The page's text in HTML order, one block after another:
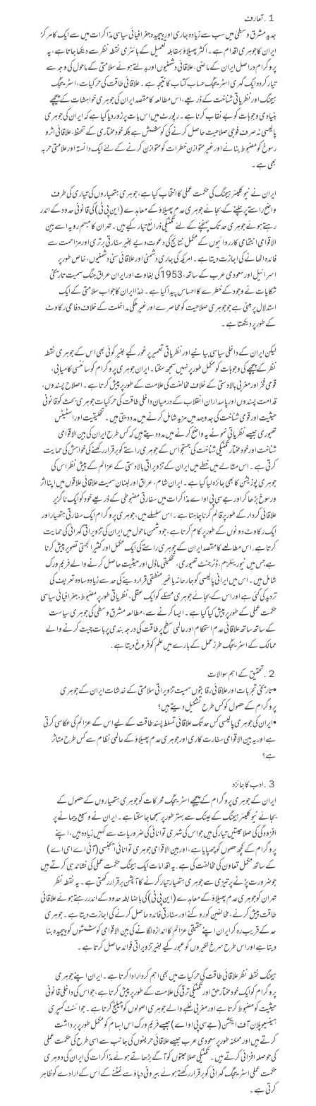
１. تعارف
جدید مشرق وسطیٰ میں سب سے زیادہ جاری اور پیچیدہ جغرافیائی سیاسی مذاکرات میں سے ایک کا مرکز
ایران کا جوہری اقدام ہے۔ اکثر پھیلاؤ بمقابلہ تعمیل کے بائنری نقطہ نظر سے دیکھا جاتا ہے، یہ
پروگرام دراصل ایران کے ماضی، علاقائی دشمنیوں اور بدلتے ہوئے سلامتی کے ماحول کی وجہ سے
تیار کردہ ایک گہری اسٹریٹجک حساب کتاب کا نتیجہ ہے۔ علاقائی طاقت کی حرکیات، اسٹریٹجک
ہیجنگ اور نظریاتی شناخت کے ذریعے، اس مطالعہ کا مقصد ایران کی جوہری خواہشات کے پیچھے
بنیادی وجوہات کو بے نقاب کرنا ہے۔ رپورٹ میں اس بات پر زور دیا گیا ہے کہ ایران کی جوہری
پالیسی نہ صرف فوجی صلاحیت حاصل کرنے کی کوشش ہے بلکہ خودمختاری کے تحفظ، علاقائی اثر و
رسوخ کو مضبوط بنانے اور غیر متوازن خطرات کو متوازن کرنے کے لئے ایک دانستہ اور علامتی حربہ
بھی ہے۔
ایران نے نیوکلیئر ہیجنگ کی حکمت عملی کا انتخاب کیا ہے، جوہری ہتھیاروں کی تیاری کی طرف
واضح راستے پر چلنے کے بجائے جوہری عدم پھیلاؤ کے معاہدے (این پی ٹی) کی قانونی حدود کے اندر
رہتے ہوئے جوہری حد تک پہنچنے کے لئے تکنیکی ذرائع تیار کیے ہیں۔ تہران کا مبہم رویہ اسے بین
الاقوامی انتقامی کارروائیوں کے مکمل نتائج کی دعوت دیے بغیر سفارتی برتری اور مزاحمت سے
فائدہ اٹھانے کی اجازت دیتا ہے۔ امریکہ کی جاری دشمنی اور علاقائی سنی دشمنیوں، خاص طور پر
اسرائیل اور سعودی عرب کے ساتھ، 1953 کی بغاوت اور ایران عراق جنگ سمیت تاریخی
شکایات نے وجود کے خطرے کا احساس پیدا کیا ہے۔ لہٰذا ایران کا جواب سلامتی کے ایک
استدلال پر مبنی ہے جو جوہری صلاحیت کو محاصرے اور غیر ملکی مداخلت کے خلاف دفاعی رکاوٹ
کے طور پر دیکھتا ہے۔
لیکن ایران کے داخلی سیاسی بیانیے اور نظریاتی تعمیر پر غور کیے بغیر کوئی بھی اس کے جوہری نقطہ
نظر کے پیچھے کی وجوہات کو مکمل طور پر نہیں سمجھ سکتا۔ ایران جوہری پروگرام کو سائنسی کامیابی،
قومی فخر اور مغربی بالادستی کے خلاف مخالفت کی علامت کے طور پر پیش کرتا ہے۔ اصلاح پسندوں،
قدامت پسندوں اور پاسداران انقلاب کے درمیان داخلی طاقت کی حرکیات جوہری بحث کو قانونی
حیثیت اور قومی شناخت کی جدوجہد میں مزید شامل کرنے میں مدد دیتی ہیں۔ تخلیقیت اور اسٹیٹس
تھیوری جیسے نظریاتی نمونے یہ واضح کرنے میں مدد دیتے ہیں کہ کس طرح ایران کی بین الاقوامی
شناخت اور خودمختار تکنیکی شناخت کی جستجو اس کے جوہری راستے کو برقرار رکھنے کی خواہش کی حمایت
کرتی ہے۔ اس مقالے میں خطے میں ایران کے تزویراتی بالادستی کے عزائم کے پیش نظر اس کی
جوہری پوزیشن کا بھی جائزہ لیا گیا ہے۔ ایران شام، عراق اور لبنان سمیت علاقائی علاقوں میں اپنا اثر
و رسوخ بڑھا کر اور جے سی پی او اے مذاکرات میں سفارتی مضبوطی کے ذریعے خود کو ایک ناگزیر
علاقائی کردار کے طور پر قائم کرنا چاہتا ہے۔ اس سلسلے میں، جوہری پروگرام ایک سفارتی ہتھیار اور
ایک رکاوٹ دونوں کے طور پر کام کرتا ہے، جو دشمن ماحول میں ایران کی تزویراتی گہرائی کی حمایت
کرتا ہے. اس مطالعے کا مقصد ایران کے جوہری راستے کی ایک مکمل اور کثیر الجہتی تصویر پیش کرنا
ہے جس میں نیو ریئلزم، ڈٹرجنٹ تھیوری، تخلیقی ماڈل اور حیثیت حاصل کرنے والے فریم ورک
شامل ہیں۔ اس میں ایرانی پالیسی کو جارحانہ یا غیر منطقی قرار دینے کی حد سے زیادہ سادہ تعریف کی
تردید کی گئی ہے اور اس کے بجائے جوہری مسئلے کو ایک عقلی، نظریاتی طور پر مضبوط، جغرافیائی سیاسی
حکمت عملی کے طور پر پیش کیا گیا ہے۔ ایسا کرنے سے، مطالعہ مشرق وسطی کی جوہری سیاست
کے ساتھ ساتھ علاقائی عدم استحکام اور عالمی سطح پر طاقت کی درجہ بندی پر بات چیت کرنے والے
ممالک کے اسٹریٹجک طرز عمل کے بارے میں علم کو فروغ دیتا ہے.
２. تحقیق کے اہم سوالات
• تاریخی تجربات اور علاقائی رقابتوں سمیت تزویراتی سلامتی کے خدشات ایران کے جوہری
پروگرام کے حصول کو کس طرح تشکیل دیتے ہیں؟
• ایران کی جوہری پالیسی کس حد تک علاقائی تسلط پسند طاقت کے لیے اس کے عزائم کی عکاسی کرتی
ہے اور یہ بین الاقوامی سفارت کاری اور جوہری عدم پھیلاؤ کے عالمی نظام سے کس طرح متاثر
ہے؟
３. ادب کا جائزہ
ایران کے جوہری پروگرام کے پیچھے اسٹریٹجک محرکات کو جوہری ہتھیاروں کے حصول کے
بجائے نیوکلیئر ہیجنگ کے عینک سے بہتر طور پر سمجھا جا سکتا ہے۔ ایران نے وسیع پیمانے پر
افزودگی کی صلاحیتیں تیار کی ہیں جو اس کی شہری توانائی کی ضروریات سے کہیں زیادہ ہیں، اپنے
پروگرام کے کچھ حصوں کو چھپایا ہے، اور بین الاقوامی جوہری توانائی ایجنسی (آئی اے ای اے)
کے ساتھ مکمل تعاون کی مخالفت کی ہے. یہ اقدامات ایک ہیجنگ حکمت عملی کی نشاندہی کرتے ہیں
جو ضرورت پڑنے پر تیزی سے جوہری ہتھیار تیار کرنے کا آپشن برقرار رکھتی ہے۔ یہ نقطہ نظر
تہران کو جوہری عدم پھیلاؤ کے معاہدے (این پی ٹی) کی باضابطہ حدود کے اندر رہتے ہوئے علاقائی
طاقت پیش کرنے، مخالفین کو روکنے اور سفارتی فائدہ حاصل کرنے کی اجازت دیتا ہے۔ جوہری
حد کے قریب رہ کر ایران اپنے حقیقی عزائم کا اندازہ لگانے کی بین الاقوامی کوششوں کو پیچیدہ بنا
دیتا ہے اور اس طرح سرخ لکیروں کو عبور کیے بغیر تزویراتی فوائد حاصل کرتا ہے۔
ہیجنگ نقطہ نظر علاقائی طاقت کی حرکیات میں بھی اہم کردار ادا کرتا ہے۔ ایران اپنے جوہری
پروگرام کو ایک خودمختار حق اور تکنیکی ترقی کی علامت کے طور پر پیش کرتا ہے، جو اس کی داخلی قانونی
حیثیت کو مضبوط کرتا ہے اور مغربی غلبے والے جوہری اصولوں کو چیلنج کرتا ہے۔ جوائنٹ کمپری
ہینسیو پلان آف ایکشن (جے سی پی او اے) جیسے فریم ورک اس ابہام کو مکمل طور پر برداشت
کرتے ہیں اور ممکنہ طور پر سعودی عرب جیسے علاقائی حریفوں کی جانب سے اسی طرح کی حکمت عملی
کی حوصلہ افزائی کرتے ہیں۔ تکنیکی صلاحیتوں کو آگے بڑھاتے ہوئے مذاکرات کی ایران کی دوہری
حکمت عملی اسٹریٹجک گہرائی کو برقرار رکھتے ہوئے بیرونی دباؤ سے نمٹنے کے اس کے ارادے کو ظاہر
کرتی ہے۔